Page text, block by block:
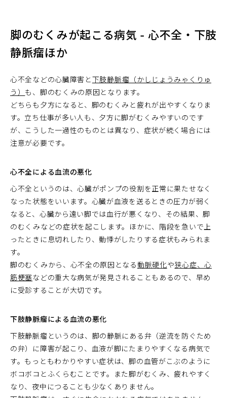
脚のむくみが起こる病気 - 心不全・下肢
静脈瘤ほか
心不全などの心臓障害と下肢静脈瘤（かしじょうみゃくりゅ
う） も、脚のむくみの原因となります。
どちらも夕方になると、脚のむくみと疲れが出やすくなりま
す。立ち仕事が多い人も、夕方に脚がむくみやすいのです
が、こうした一過性のものとは異なり、症状が続く場合には
注意が必要です。
心不全による血流の悪化
心不全というのは、心臓がポンプの役割を正常に果たせなく
なった状態をいいます。心臓が血液を送るときの圧力が弱く
なると、心臓から遠い脚では血行が悪くなり、その結果、脚
のむくみなどの症状を起こします。ほかに、階段を急いで上
ったときに息切れしたり、動悸がしたりする症状もみられま
す。
脚のむくみから、心不全の原因となる動脈硬化や狭心症、心
筋梗塞などの重大な病気が発見されることもあるので、早め
に受診することが大切です。
下肢静脈瘤による血流の悪化
下肢静脈瘤というのは、脚の静脈にある弁（逆流を防ぐため
の弁）に障害が起こり、血液が脚にたまりやすくなる病気で
す。もっともわかりやすい症状は、脚の血管がこぶのように
ボコボコとふくらむことです。また脚がむくみ、疲れやすく
なり、夜中につることも少なくありません。